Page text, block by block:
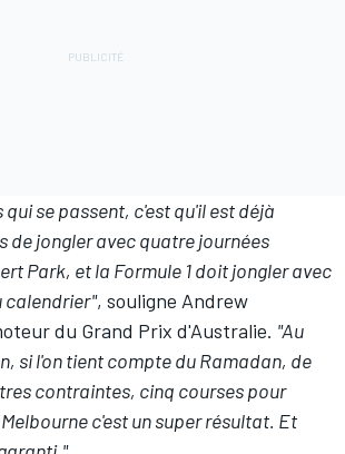
qui se passent, c'est qu'il est déjà
de jongler avec quatre journées
Park, et la Formule 1 doit jongler avec
calendrier", souligne Andrew
du Grand Prix d'Australie. "Au
si l'on tient compte du Ramadan, de
contraintes, cinq courses pour
c'est un super résultat. Et